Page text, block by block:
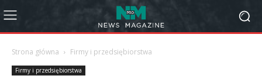
Strona główna Firmy i przedsiębiorstwa
Firmy i przedsiębiorstwa